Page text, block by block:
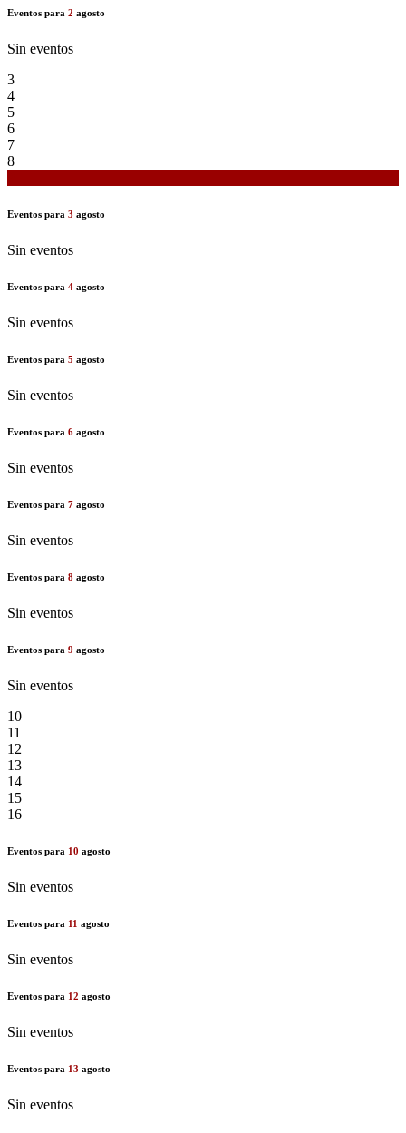
Eventos para 2 agosto
Sin eventos
3
4
5
6
7
8
Eventos para 3 agosto
Sin eventos
Eventos para 4 agosto
Sin eventos
Eventos para 5 agosto
Sin eventos
Eventos para 6 agosto
Sin eventos
Eventos para 7 agosto
Sin eventos
Eventos para 8 agosto
Sin eventos
Eventos para 9 agosto
Sin eventos
10
11
12
13
14
15
16
Eventos para 10 agosto
Sin eventos
Eventos para 11 agosto
Sin eventos
Eventos para 12 agosto
Sin eventos
Eventos para 13 agosto
Sin eventos